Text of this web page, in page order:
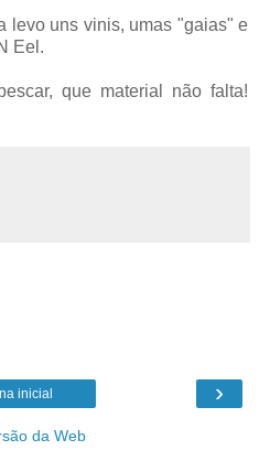
levo uns vinis, umas "gaias" e
Eel.
que material não falta!
›
inicial
da Web